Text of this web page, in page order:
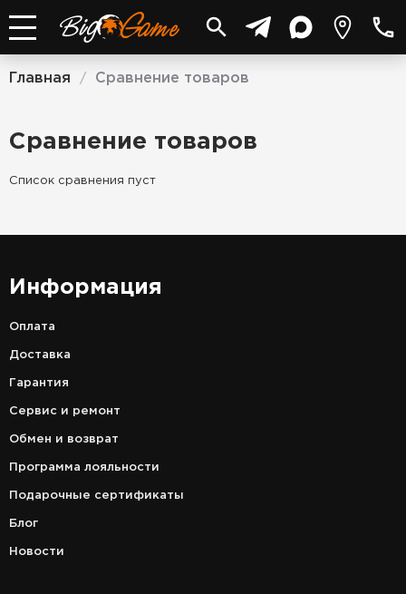
Главная / Сравнение товаров
Сравнение товаров
Список сравнения пуст
Информация
Оплата
Доставка
Гарантия
Сервис и ремонт
Обмен и возврат
Программа лояльности
Подарочные сертификаты
Блог
Новости